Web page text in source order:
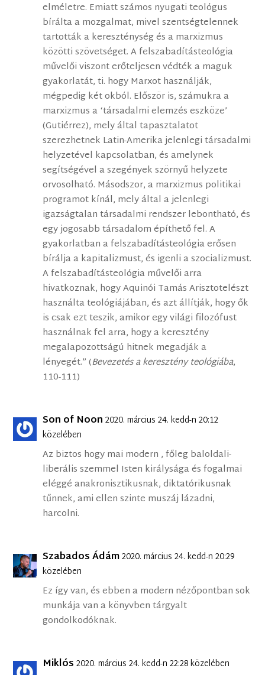
elméletre. Emiatt számos nyugati teológus
bírálta a mozgalmat, mivel szentségtelennek
tartották a kereszténység és a marxizmus
közötti szövetséget. A felszabadításteológia
művelői viszont erőteljesen védték a maguk
gyakorlatát, ti. hogy Marxot használják,
mégpedig két okból. Először is, számukra a
marxizmus a ‘társadalmi elemzés eszköze’
(Gutiérrez), mely által tapasztalatot
szerezhetnek Latin-Amerika jelenlegi társadalmi
helyzetével kapcsolatban, és amelynek
segítségével a szegények szörnyű helyzete
orvosolható. Másodszor, a marxizmus politikai
programot kínál, mely által a jelenlegi
igazságtalan társadalmi rendszer lebontható, és
egy jogosabb társadalom építhető fel. A
gyakorlatban a felszabadításteológia erősen
bírálja a kapitalizmust, és igenli a szocializmust.
A felszabadításteológia művelői arra
hivatkoznak, hogy Aquinói Tamás Arisztotelészt
használta teológiájában, és azt állítják, hogy ők
is csak ezt teszik, amikor egy világi filozófust
használnak fel arra, hogy a keresztény
megalapozottságú hitnek megadják a
lényegét.” (Bevezetés a keresztény teológiába,
110-111)
Son of Noon 2020. március 24. kedd-n 20:12
közelében
Az biztos hogy mai modern , főleg baloldali-
liberális szemmel Isten királysága és fogalmai
eléggé anakronisztikusnak, diktatórikusnak
tűnnek, ami ellen szinte muszáj lázadni,
harcolni.
Szabados Ádám2020. március 24. kedd-n 20:29
közelében
Ez így van, és ebben a modern nézőpontban sok
munkája van a könyvben tárgyalt
gondolkodóknak.
Miklós 2020. március 24. kedd-n 22:28 közelében